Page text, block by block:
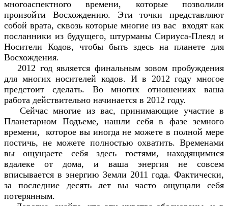
многоаспектного времени, которые позволили
произойти Восхождению. Эти точки представляют
собой врата, сквозь которые многие из вас входят как
посланники из будущего, штурманы Сириуса-Плеяд и
Носители Кодов, чтобы быть здесь на планете для
Восхождения.
2012 год является финальным зовом пробуждения
для многих носителей кодов. И в 2012 году многое
предстоит сделать. Во многих отношениях ваша
работа действительно начинается в 2012 году.
Сейчас многие из вас, принимающие участие в
Планетарном Подъеме, нашли себя в фазе земного
времени, которое вы иногда не можете в полной мере
постичь, не можете полностью охватить. Временами
вы ощущаете себя здесь гостями, находящимися
вдалеке от дома, и ваша энергия не совсем
вписывается в энергию Земли 2011 года. Фактически,
за последние десять лет вы часто ощущали себя
потерянным.